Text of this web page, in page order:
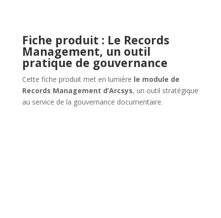
Les tendances du marché